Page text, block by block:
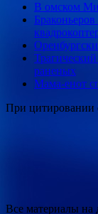
В омском
раненых
Мама-енот
При цитировании
Все материалы на